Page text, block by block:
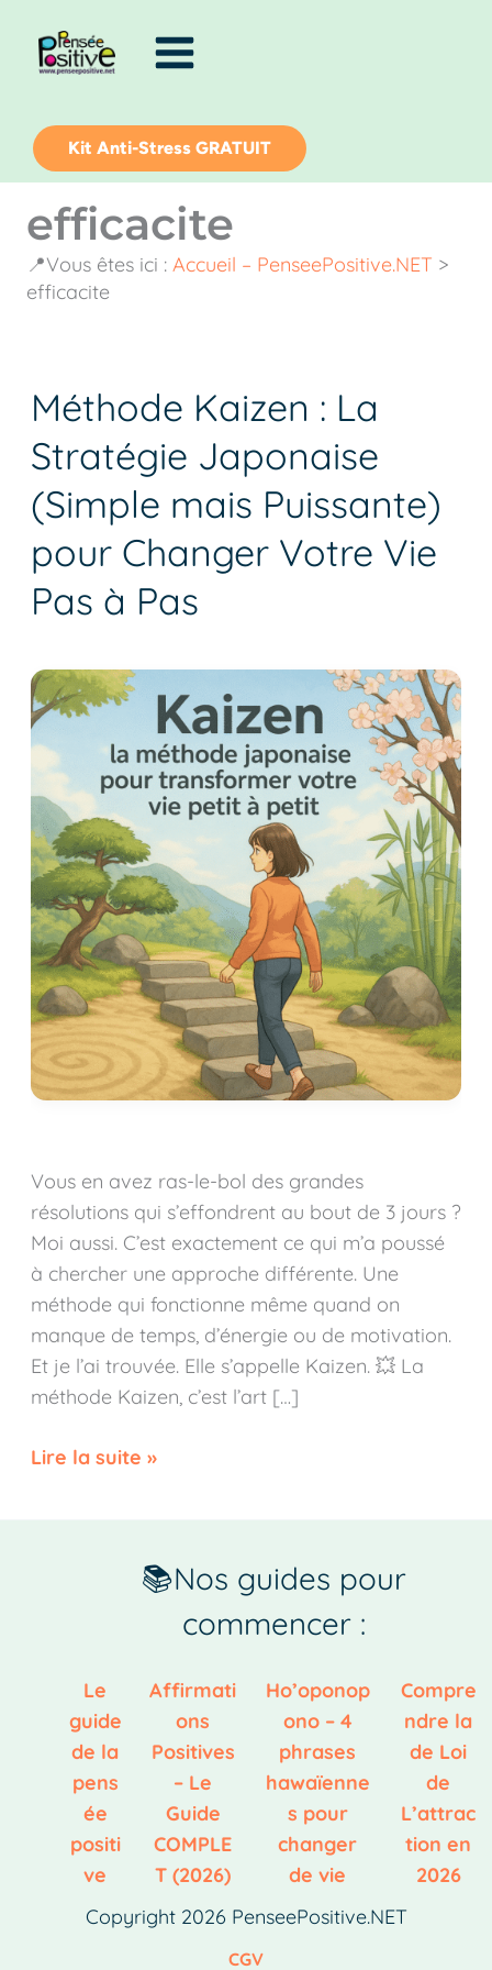
contenu
Kit Anti-Stress GRATUIT
efficacite
📍Vous êtes ici : Accueil – PenseePositive.NET >
efficacite
Méthode Kaizen : La
Stratégie Japonaise
(Simple mais Puissante)
pour Changer Votre Vie
Pas à Pas
Vous en avez ras-le-bol des grandes
résolutions qui s’effondrent au bout de 3 jours ?
Moi aussi. C’est exactement ce qui m’a poussé
à chercher une approche différente. Une
méthode qui fonctionne même quand on
manque de temps, d’énergie ou de motivation.
Et je l’ai trouvée. Elle s’appelle Kaizen. 💥 La
méthode Kaizen, c’est l’art […]
Méthode
Kaizen
:
La
Stratégie
Japonaise
(Simple
mais
pour
Changer
Votre
Vie
Pas
à
Pas
Lire la suite »
📚Nos guides pour
commencer :
Le
guide
de la
pens
ée
positi
ve
Affirmati
ons
Positives
– Le
Guide
COMPLE
T (2026)
Ho’oponop
ono – 4
phrases
hawaïenne
s pour
changer
de vie
Compre
ndre la
de Loi
de
L’attrac
tion en
2026
Copyright 2026 PenseePositive.NET
CGV